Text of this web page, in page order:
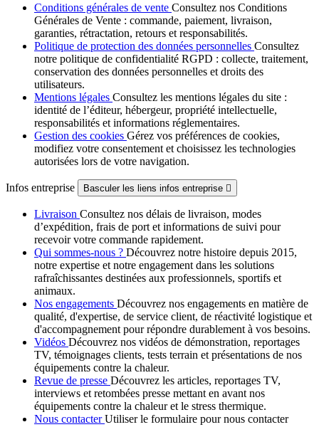
Conditions générales de vente Consultez nos Conditions
Générales de Vente : commande, paiement, livraison,
garanties, rétractation, retours et responsabilités.
Politique de protection des données personnelles Consultez
notre politique de confidentialité RGPD : collecte, traitement,
conservation des données personnelles et droits des
utilisateurs.
Mentions légales Consultez les mentions légales du site :
identité de l’éditeur, hébergeur, propriété intellectuelle,
responsabilités et informations réglementaires.
Gestion des cookies Gérez vos préférences de cookies,
modifiez votre consentement et choisissez les technologies
autorisées lors de votre navigation.
Infos entreprise Basculer les liens infos entreprise 
Livraison Consultez nos délais de livraison, modes
d’expédition, frais de port et informations de suivi pour
recevoir votre commande rapidement.
Qui sommes-nous ? Découvrez notre histoire depuis 2015,
notre expertise et notre engagement dans les solutions
rafraîchissantes destinées aux professionnels, sportifs et
animaux.
Nos engagements Découvrez nos engagements en matière de
qualité, d'expertise, de service client, de réactivité logistique et
d'accompagnement pour répondre durablement à vos besoins.
Vidéos Découvrez nos vidéos de démonstration, reportages
TV, témoignages clients, tests terrain et présentations de nos
équipements contre la chaleur.
Revue de presse Découvrez les articles, reportages TV,
interviews et retombées presse mettant en avant nos
équipements contre la chaleur et le stress thermique.
Nous contacterUtiliser le formulaire pour nous contacter